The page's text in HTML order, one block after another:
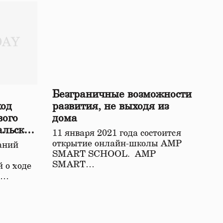
о ходе
Безграничные возможности
развития, не выходя из
дома
11 января 2021 года состоится
открытие онлайн-школы АМР
SMART SCHOOL. АМР
SMART…